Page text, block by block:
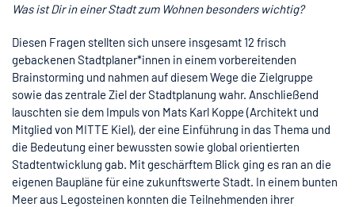
Was ist Dir in einer Stadt zum Wohnen besonders wichtig?
Diesen Fragen stellten sich unsere insgesamt 12 frisch
gebackenen Stadtplaner*innen in einem vorbereitenden
Brainstorming und nahmen auf diesem Wege die Zielgruppe
sowie das zentrale Ziel der Stadtplanung wahr. Anschließend
lauschten sie dem Impuls von Mats Karl Koppe (Architekt und
Mitglied von MITTE Kiel), der eine Einführung in das Thema und
die Bedeutung einer bewussten sowie global orientierten
Stadtentwicklung gab. Mit geschärftem Blick ging es ran an die
eigenen Baupläne für eine zukunftswerte Stadt. In einem bunten
Meer aus Legosteinen konnten die Teilnehmenden ihrer